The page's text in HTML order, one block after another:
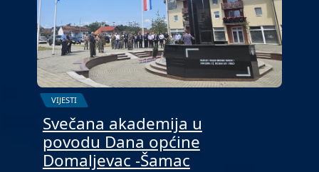
VIJESTI
Svečana akademija u
povodu Dana općine
Domaljevac -Šamac